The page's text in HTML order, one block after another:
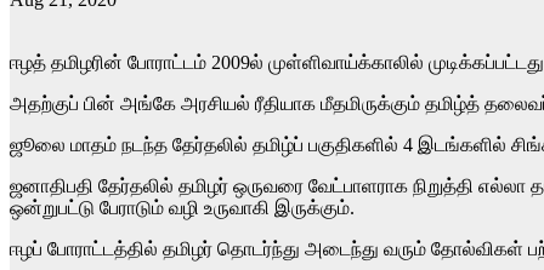
ஈழத் தமிழரின் போராட்டம் 2009ல் முள்ளிவாய்க்காலில்
அதற்குப் பின் அங்கே அரசியல் ரீதியாக மீதமிருக்கும் தமிழ்த்
ஜூலை மாதம் நடந்த தேர்தலில் தமிழ்ப் பகுதிகளில் 4 இடங்களில்
ஜனாதிபதி தேர்தலில் தமிழர் ஒருவரை வேட்பாளராக நிறுத்தி
ஒன்றுபட்டு பேராடும் வழி உருவாகி இருக்கும்.
ஈழப் போராட்டத்தில் தமிழர் தொடர்ந்து அடைந்து வரும் தோல்விகள்